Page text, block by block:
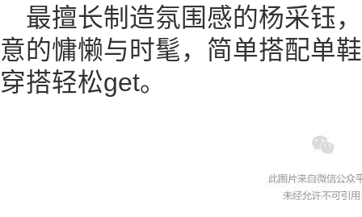
最擅长制造氛围感的杨采钰
意的慵懒与时髦，简单搭配单
穿搭轻松get。